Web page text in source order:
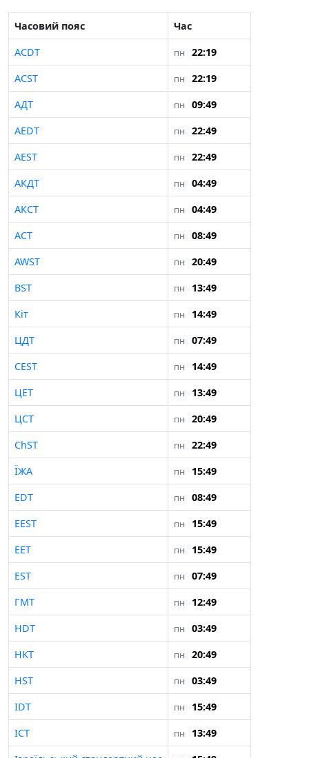
Часовий пояс
Час
ACDT
пн
22:19
ACST
пн
22:19
АДТ
пн
09:49
AEDT
пн
22:49
AEST
пн
22:49
АКДТ
пн
04:49
АКСТ
пн
04:49
АСТ
пн
08:49
AWST
пн
20:49
BST
пн
13:49
Кіт
пн
14:49
ЦДТ
пн
07:49
CEST
пн
14:49
ЦЕТ
пн
13:49
ЦСТ
пн
20:49
ChST
пн
22:49
ЇЖА
пн
15:49
EDT
пн
08:49
EEST
пн
15:49
EET
пн
15:49
EST
пн
07:49
ГМТ
пн
12:49
HDT
пн
03:49
HKT
пн
20:49
HST
пн
03:49
IDT
пн
15:49
ІСТ
пн
13:49